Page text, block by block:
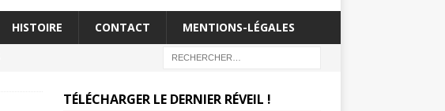
HISTOIRE CONTACT MENTIONS-LÉGALES
TÉLÉCHARGER LE DERNIER RÉVEIL !